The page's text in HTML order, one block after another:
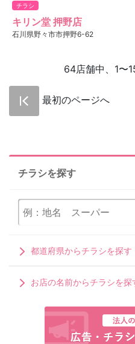
チラシ
キリン堂 押野店
石川県野々市市押野6-62
64店舗中、1〜
最初のページへ
チラシを探す
都道府県からチラシを探す
お店の名前からチラシを探